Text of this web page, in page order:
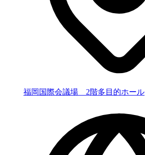
福岡国際会議場 2階多目的ホール